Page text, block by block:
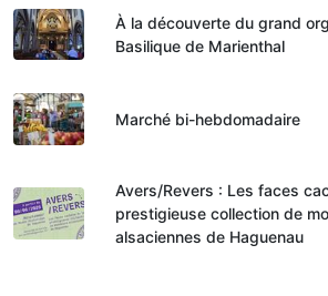
À la découverte du grand
Basilique de Marienthal
Marché bi-hebdomadaire
Avers/Revers : Les faces
prestigieuse collection de
alsaciennes de Haguenau